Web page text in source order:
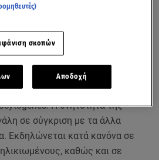
2004-2023 δηλώθηκαν
τροφιμογενές νόσημα, που
Gram θετικό
Η θνητότητα της
σε σύγκριση με τα άλλα
Εκδηλώνεται κατά κανόνα σε
καθώς και σε
σκοπών
Αποδοχή